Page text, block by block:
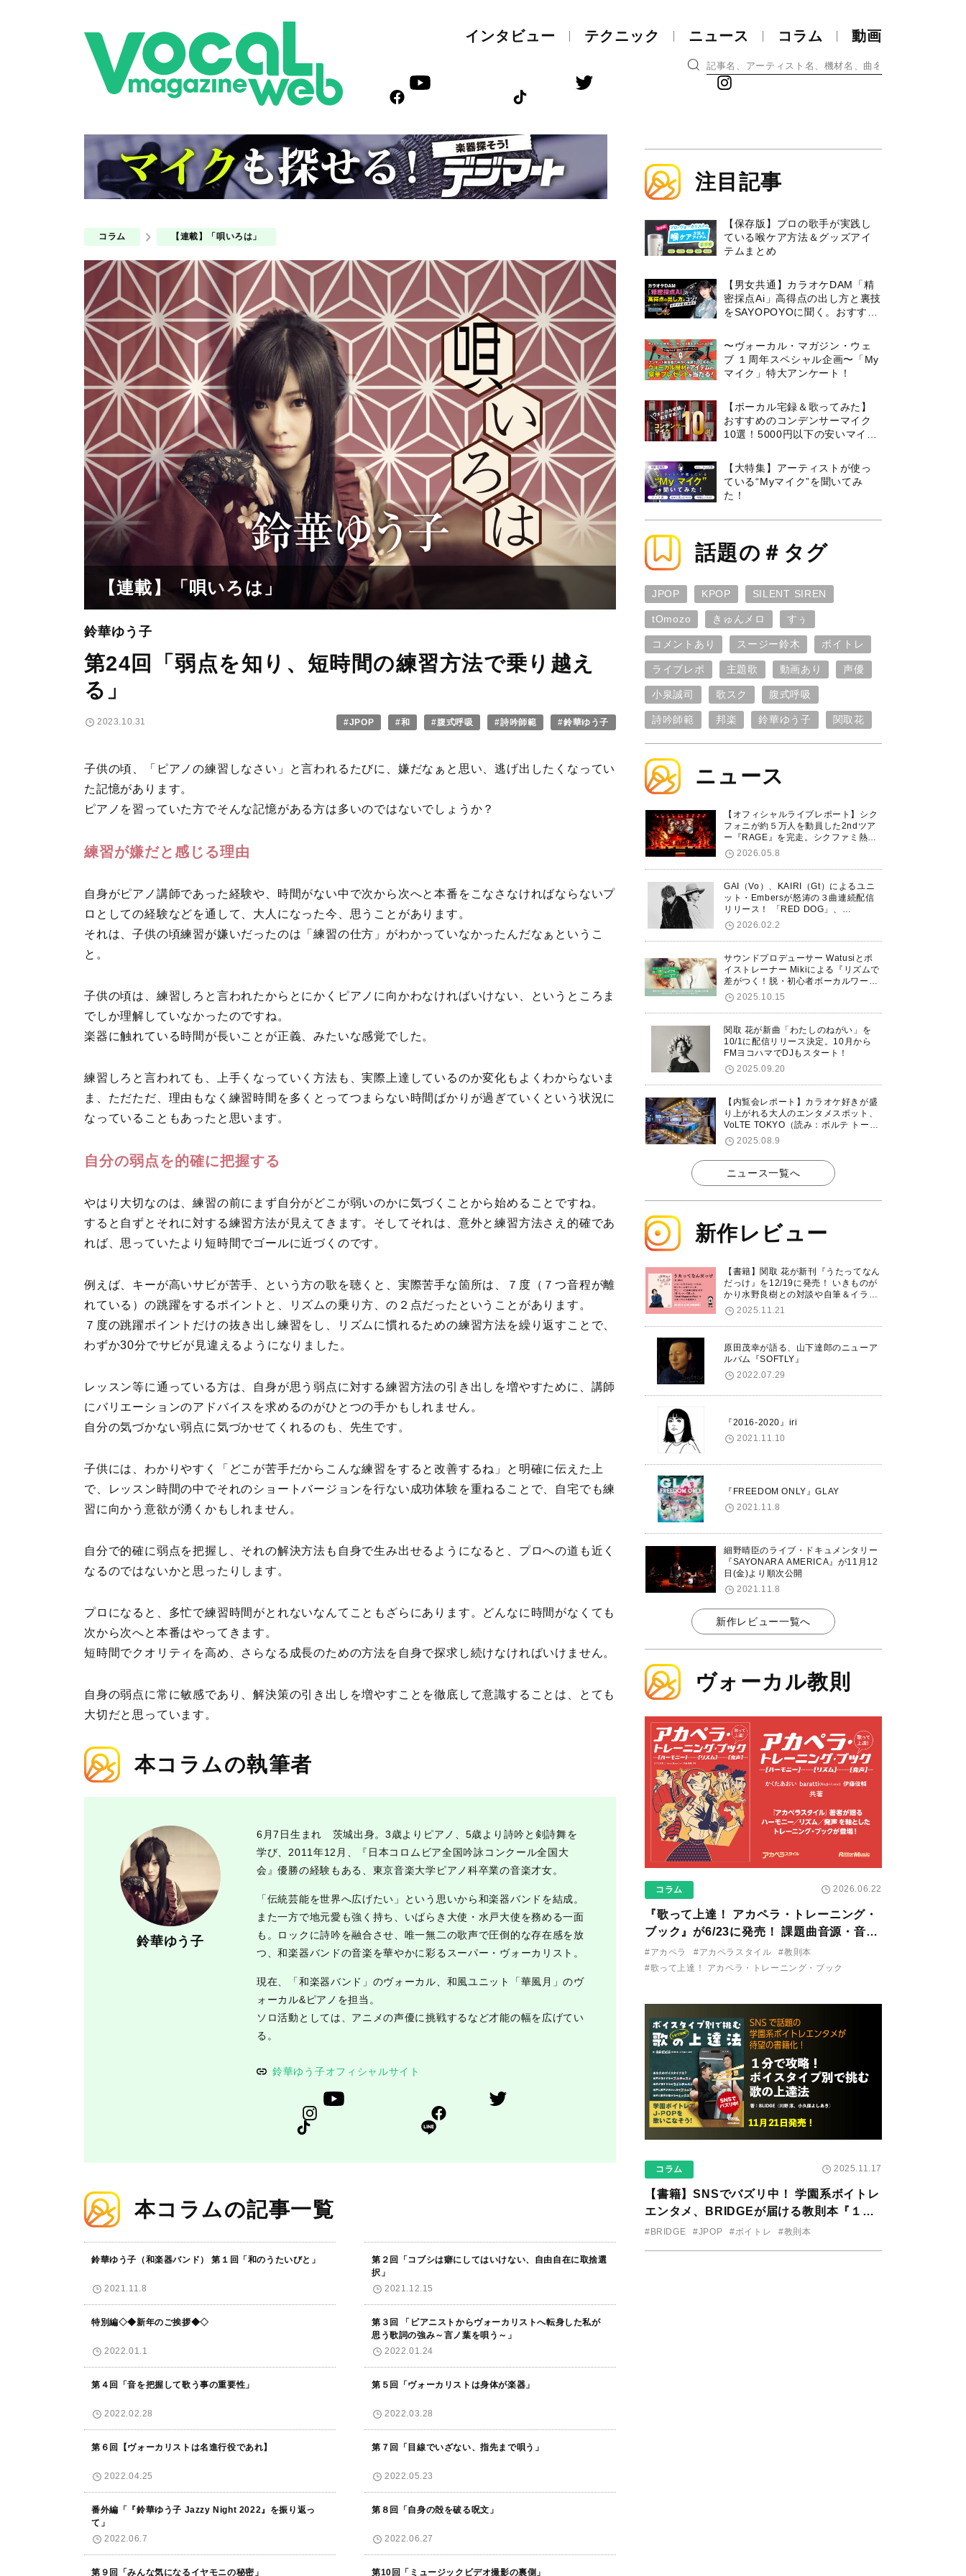
インタビュー テクニック ニュース コラム 動画
コラム 【連載】「唄いろは」
【連載】「唄いろは」
鈴華ゆう子
第24回「弱点を知り、短時間の練習方法で乗り越え
る」
2023.10.31 #JPOP #和 #腹式呼吸 #詩吟師範 #鈴華ゆう子
子供の頃、「ピアノの練習しなさい」と言われるたびに、嫌だなぁと思い、逃げ出したくなってい
た記憶があります。
ピアノを習っていた方でそんな記憶がある方は多いのではないでしょうか？
練習が嫌だと感じる理由
自身がピアノ講師であった経験や、時間がない中で次から次へと本番をこなさなければならないプ
ロとしての経験などを通して、大人になった今、思うことがあります。
それは、子供の頃練習が嫌いだったのは「練習の仕方」がわかっていなかったんだなぁというこ
と。
子供の頃は、練習しろと言われたからとにかくピアノに向かわなければいけない、というところま
でしか理解していなかったのですね。
楽器に触れている時間が長いことが正義、みたいな感覚でした。
練習しろと言われても、上手くなっていく方法も、実際上達しているのか変化もよくわからないま
ま、ただただ、理由もなく練習時間を多くとってつまらない時間ばかりが過ぎていくという状況に
なっていることもあったと思います。
自分の弱点を的確に把握する
やはり大切なのは、練習の前にまず自分がどこが弱いのかに気づくことから始めることですね。
すると自ずとそれに対する練習方法が見えてきます。そしてそれは、意外と練習方法さえ的確であ
れば、思っていたより短時間でゴールに近づくのです。
例えば、キーが高いサビが苦手、という方の歌を聴くと、実際苦手な箇所は、７度（７つ音程が離
れている）の跳躍をするポイントと、リズムの乗り方、の２点だったということがあります。
７度の跳躍ポイントだけの抜き出し練習をし、リズムに慣れるための練習方法を繰り返すことで、
わずか30分でサビが見違えるようになりました。
レッスン等に通っている方は、自身が思う弱点に対する練習方法の引き出しを増やすために、講師
にバリエーションのアドバイスを求めるのがひとつの手かもしれません。
自分の気づかない弱点に気づかせてくれるのも、先生です。
子供には、わかりやすく「どこが苦手だからこんな練習をすると改善するね」と明確に伝えた上
で、レッスン時間の中でそれのショートバージョンを行ない成功体験を重ねることで、自宅でも練
習に向かう意欲が湧くかもしれません。
自分で的確に弱点を把握し、それの解決方法も自身で生み出せるようになると、プロへの道も近く
なるのではないかと思ったりします。
プロになると、多忙で練習時間がとれないなんてこともざらにあります。どんなに時間がなくても
次から次へと本番はやってきます。
短時間でクオリティを高め、さらなる成長のための方法を自身で探求し続けなければいけません。
自身の弱点に常に敏感であり、解決策の引き出しを増やすことを徹底して意識することは、とても
大切だと思っています。
本コラムの執筆者
鈴華ゆう子
6月7日生まれ 茨城出身。3歳よりピアノ、5歳より詩吟と剣詩舞を
学び、2011年12月、『日本コロムビア全国吟詠コンクール全国大
会』優勝の経験もある、東京音楽大学ピアノ科卒業の音楽才女。
「伝統芸能を世界へ広げたい」という思いから和楽器バンドを結成。
また一方で地元愛も強く持ち、いばらき大使・水戸大使を務める一面
も。ロックに詩吟を融合させ、唯一無二の歌声で圧倒的な存在感を放
つ、和楽器バンドの音楽を華やかに彩るスーパー・ヴォーカリスト。
現在、「和楽器バンド」のヴォーカル、和風ユニット「華風月」のヴ
ォーカル&ピアノを担当。
ソロ活動としては、アニメの声優に挑戦するなど才能の幅を広げてい
る。
鈴華ゆう子オフィシャルサイト
本コラムの記事一覧
鈴華ゆう子（和楽器バンド） 第１回「和のうたいびと」
2021.11.8
第２回「コブシは癖にしてはいけない、自由自在に取捨選
択」
2021.12.15
特別編◇◆新年のご挨拶◆◇
2022.01.1
第３回 「ピアニストからヴォーカリストへ転身した私が
思う歌詞の強み～言ノ葉を唄う～」
2022.01.24
第４回「音を把握して歌う事の重要性」
2022.02.28
第５回「ヴォーカリストは身体が楽器」
2022.03.28
第６回【ヴォーカリストは名進行役であれ】
2022.04.25
第７回「目線でいざない、指先まで唄う」
2022.05.23
番外編「『鈴華ゆう子 Jazzy Night 2022』を振り返っ
て」
2022.06.7
第８回「自身の殻を破る呪文」
2022.06.27
第９回「みんな気になるイヤモニの秘密」 第10回「ミュージックビデオ撮影の裏側」
注目記事
【保存版】プロの歌手が実践し
ている喉ケア⽅法＆グッズアイ
テムまとめ
【男女共通】カラオケDAM「精
密採点Ai」高得点の出し方と裏技
をSAYOPOYOに聞く。おすすめ
〜ヴォーカル・マガジン・ウェ
ブ １周年スペシャル企画〜「My
マイク」特大アンケート！
【ボーカル宅録＆歌ってみた】
おすすめのコンデンサーマイク
10選！5000円以下の安いマイク
【大特集】アーティストが使っ
ている“Myマイク”を聞いてみ
た！
話題の＃タグ
JPOP KPOP SILENT SIREN
tOmozo きゅんメロ すぅ
コメントあり スージー鈴木 ボイトレ
ライブレポ 主題歌 動画あり 声優
小泉誠司 歌スク 腹式呼吸
詩吟師範 邦楽 鈴華ゆう子 関取花
ニュース
【オフィシャルライブレポート】シク
フォニが約５万人を動員した2ndツア
ー『RAGE』を完走。シクファミ熱狂
のKアリーナ横浜ファイナル公演の模
様をお届け！
2026.05.8
GAI（Vo）、KAIRI（Gt）によるユニ
ット・Embersが怒涛の３曲連続配信
リリース！ 「RED DOG」、
「Untitled Hero」に続き、5thシング
ル「De-Marionette」のリリースを発
表！
2026.02.2
サウンドプロデューサー Watusiとボ
イストレーナー Mikiによる『リズムで
差がつく！脱・初心者ボーカルワーク
ショップ』が12/7に渋谷で開催！
2025.10.15
関取 花が新曲「わたしのねがい」を
10/1に配信リリース決定。10月から
FMヨコハマでDJもスタート！
2025.09.20
【内覧会レポート】カラオケ好きが盛
り上がれる大人のエンタメスポット、
VoLTE TOKYO（読み：ボルテ トーキ
ョー）が東京・品川に8/8グランドオ
ープン！
2025.08.9
ニュース一覧へ
新作レビュー
【書籍】関取 花が新刊『うたってなん
だっけ』を12/19に発売！ いきものが
かり水野良樹との対談や自筆＆イラス
トで綴る自分史も掲載。さらに自身の
誕生日12/18に渋谷で出版記念イベン
トを開催！
2025.11.21
原田茂幸が語る、山下達郎のニューア
ルバム『SOFTLY』
2022.07.29
『2016-2020』iri
2021.11.10
『FREEDOM ONLY』GLAY
2021.11.8
細野晴臣のライブ・ドキュメンタリー
『SAYONARA AMERICA』が11月12
日(金)より順次公開
2021.11.8
新作レビュー一覧へ
ヴォーカル教則
コラム 2026.06.22
『歌って上達！ アカペラ・トレーニング・
ブック』が6/23に発売！ 課題曲音源・音取
り用アプリを公開。
#アカペラ #アカペラスタイル
#教則本
#歌って上達！ アカペラ・トレーニング・ブック
コラム 2025.11.17
【書籍】SNSでバズリ中！ 学園系ボイトレ
エンタメ、BRIDGEが届ける教則本『１分
で攻略！ ボイスタイプ別で挑む歌の上達
#BRIDGE #JPOP #ボイトレ #教則本